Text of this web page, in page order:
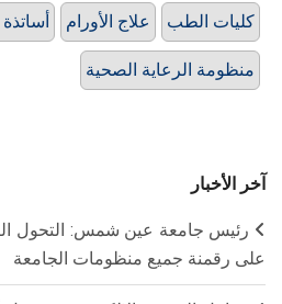
علاج الأورام كليات الطب
منظومة الرعاية الصحية
آخر الأخبار
رئيس جامعة عين شمس: التحول
على رقمنة جميع منظومات الجامعة